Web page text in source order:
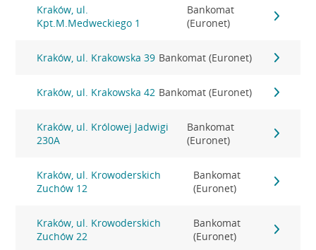
Kraków, ul.
Kpt.M.Medweckiego 1
Bankomat
(Euronet)
Kraków, ul. Krakowska 39 Bankomat (Euronet)
Kraków, ul. Krakowska 42 Bankomat (Euronet)
Kraków, ul. Królowej Jadwigi
230A
Bankomat
(Euronet)
Kraków, ul. Krowoderskich
Zuchów 12
Bankomat
(Euronet)
Kraków, ul. Krowoderskich
Zuchów 22
Bankomat
(Euronet)